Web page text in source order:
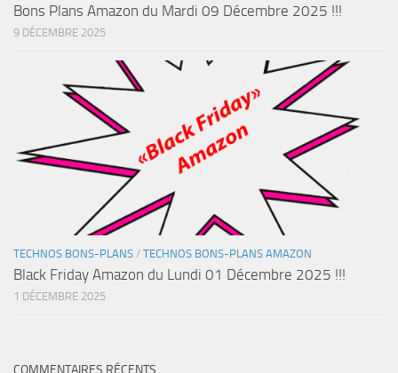
Bons Plans Amazon du Mardi 09 Décembre 2025 !!!
9 DÉCEMBRE 2025
TECHNOS BONS-PLANS / TECHNOS BONS-PLANS AMAZON
Black Friday Amazon du Lundi 01 Décembre 2025 !!!
1 DÉCEMBRE 2025
COMMENTAIRES RÉCENTS